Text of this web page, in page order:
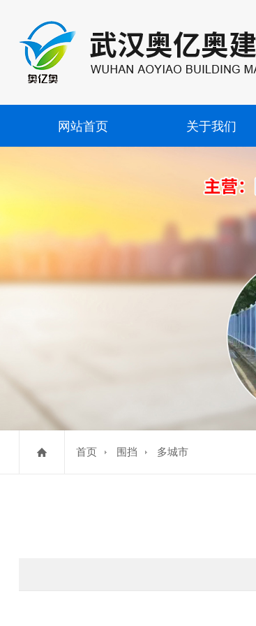
网站首页 关于我们
首页 围挡 多城市